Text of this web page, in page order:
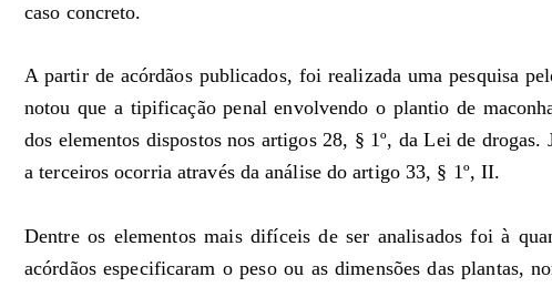
caso concreto.
A partir de acórdãos publicados, foi realizada uma pesquisa
notou que a tipificação penal envolvendo o plantio de
dos elementos dispostos nos artigos 28, § 1º, da Lei de
a terceiros ocorria através da análise do artigo 33, § 1º, II.
Dentre os elementos mais difíceis de ser analisados foi à
acórdãos especificaram o peso ou as dimensões das plantas,